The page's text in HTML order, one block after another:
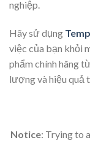
nghiệp.
Hãy sử dụng
việc của bạn khỏi
phẩm chính hãng
lượng và hiệu quả
Notice: Trying to